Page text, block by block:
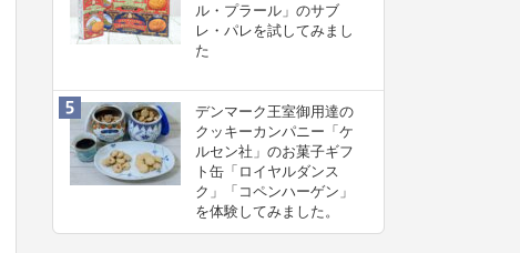
ル・プラール」のサブ
レ・パレを試してみまし
た
デンマーク王室御用達の
クッキーカンパニー「ケ
ルセン社」のお菓子ギフ
ト缶「ロイヤルダンス
ク」「コペンハーゲン」
を体験してみました。